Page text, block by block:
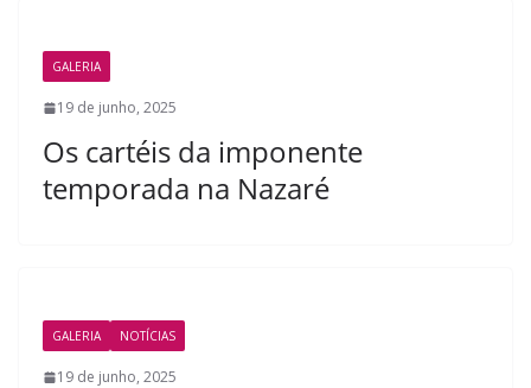
GALERIA
19 de junho, 2025
Os cartéis da imponente
temporada na Nazaré
GALERIA NOTÍCIAS
19 de junho, 2025